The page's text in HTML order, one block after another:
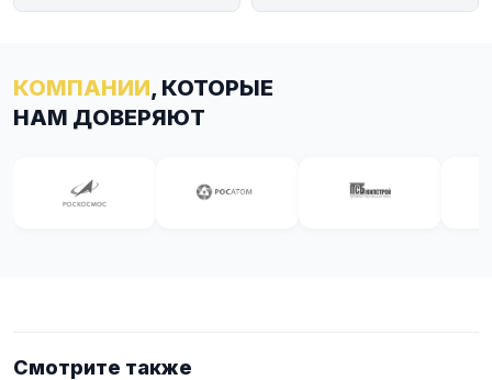
КОМПАНИИ, КОТОРЫЕ
НАМ ДОВЕРЯЮТ
Смотрите также